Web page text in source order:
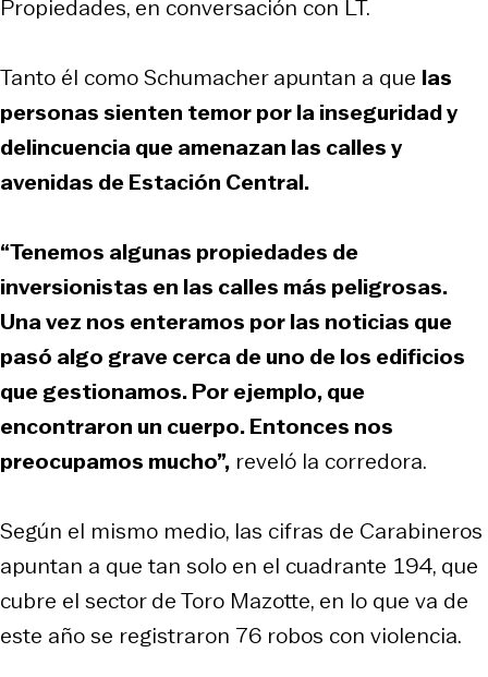
Propiedades, en conversación con LT.
Tanto él como Schumacher apuntan a que las
personas sienten temor por la inseguridad y
delincuencia que amenazan las calles y
avenidas de Estación Central.
“Tenemos algunas propiedades de
inversionistas en las calles más peligrosas.
Una vez nos enteramos por las noticias que
pasó algo grave cerca de uno de los edificios
que gestionamos. Por ejemplo, que
encontraron un cuerpo. Entonces nos
preocupamos mucho”, reveló la corredora.
Según el mismo medio, las cifras de Carabineros
apuntan a que tan solo en el cuadrante 194, que
cubre el sector de Toro Mazotte, en lo que va de
este año se registraron 76 robos con violencia.